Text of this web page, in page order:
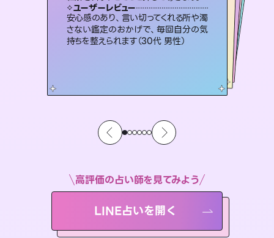
ユーザーレビュー
安心感のあり、言い切ってくれる所や濁
さない鑑定のおかげで、毎回自分の気
持ちを整えられます（30代 男性）
ユーザーレビュー
鑑定していただいてアドバイス通りに行
動すると仲が復活してきました。ありが
とうございました（40代 女性）
職場の人の性質や人間関係、本心など
本当によく視えていてびっくり。対策が
打てて前向きになれます（40代）
不安な気持ちが嘘みたいに晴れまし
た…！よく視えていらっしゃるんだなと
感じました（40代 女性）
複雑な背景もしっかり聞いて鑑定して
いただけました。気持ちが楽になりまし
た（50代 女性）
とても心温まる鑑定でした。しかもこち
らは何も言っていないのに視えていらっ
しゃるんだなと驚きです（30代女性）
高評価の占い師を見てみよう
LINE占いを開く